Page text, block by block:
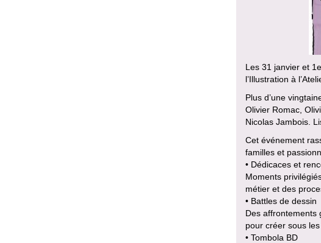
Les 31 janvier et
l’Illustration à
Plus d’une
Olivier Romac,
Nicolas Jambois.
Cet événement
familles et
• Dédicaces et
Moments
métier et des
• Battles de dessin
Des affrontements
pour créer sous
• Tombola BD